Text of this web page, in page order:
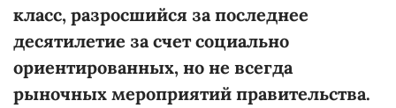
класс, разросшийся за последнее
десятилетие за счет социально
ориентированных, но не всегда
рыночных мероприятий правительства.